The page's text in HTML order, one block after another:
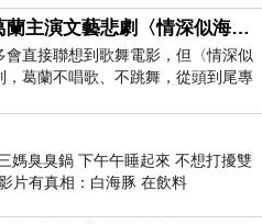
AI27歲的葛蘭主演文藝悲劇〈情深似海〉 #戀上老電影 #葛蘭 #粟子
會直接聯想到歌舞電影，但〈情深似
，葛蘭不唱歌、不跳舞，從頭到尾專
間，經常工作超過12個鐘
媽臭臭鍋 下午午睡起來 不想打擾雙
片有真相：白海豚 在飲料